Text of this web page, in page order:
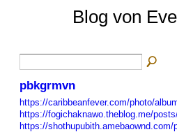
Blog von
pbkgrmvn
https://caribbeanfever.com/photo/
https://fogichaknawo.theblog.me/
https://shothupubith.amebaownd.com/